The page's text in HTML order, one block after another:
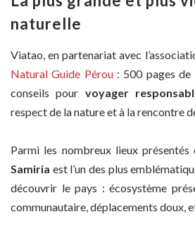
naturelle
Viatao, en partenariat avec
Natural Guide Pérou : 500 pages de
conseils pour voyager
respect de la nature et à la rencontre
Parmi les nombreux lieux présentés
Samiria est l’un des plus
découvrir le pays : écosystème
communautaire, déplacements doux,